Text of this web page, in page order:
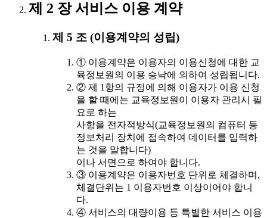
제 2 장 서비스 이용 계약
제 5 조 (이용계약의 성립)
① 이용계약은 이용자의 이용신청에 대한 교
육정보원의 이용 승낙에 의하여 성립됩니다.
② 제 1항의 규정에 의해 이용자가 이용 신청
을 할 때에는 교육정보원이 이용자 관리시 필
요로 하는
사항을 전자적방식(교육정보원의 컴퓨터 등
정보처리 장치에 접속하여 데이터를 입력하
는 것을 말합니다)
이나 서면으로 하여야 합니다.
③ 이용계약은 이용자번호 단위로 체결하며,
체결단위는 1 이용자번호 이상이어야 합니
다.
④ 서비스의 대량이용 등 특별한 서비스 이용